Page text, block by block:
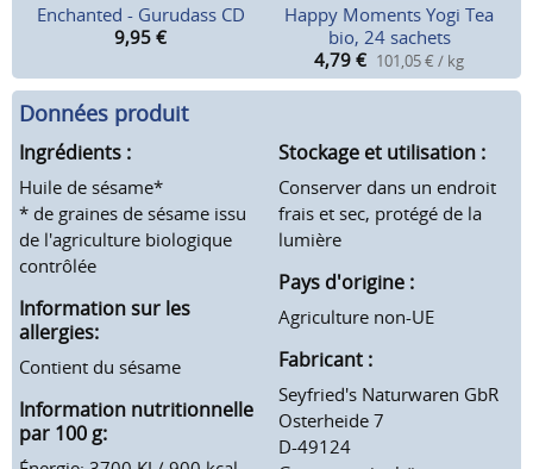
Enchanted - Gurudass CD
9,95 €
Happy Moments Yogi Tea
bio, 24 sachets
4,79 € 101,05 € / kg
Données produit
Ingrédients :
Huile de sésame*
* de graines de sésame issu
de l'agriculture biologique
contrôlée
Information sur les
allergies:
Contient du sésame
Information nutritionnelle
par 100 g:
Stockage et utilisation :
Conserver dans un endroit
frais et sec, protégé de la
lumière
Pays d'origine :
Agriculture non-UE
Fabricant :
Seyfried's Naturwaren GbR
Osterheide 7
D-49124